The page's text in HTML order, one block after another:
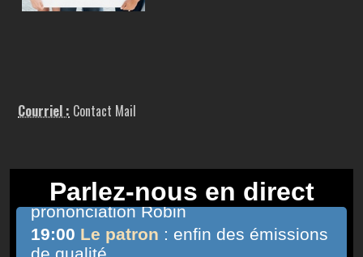
Courriel : Contact Mail